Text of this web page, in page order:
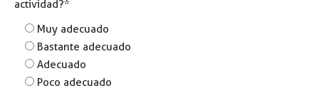
actividad?*
Muy adecuado
Bastante adecuado
Adecuado
Poco adecuado